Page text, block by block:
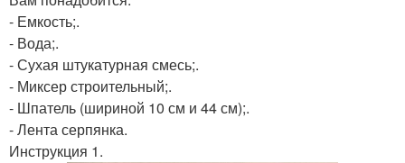
- Емкость;.
- Вода;.
- Сухая штукатурная смесь;.
- Миксер строительный;.
- Шпатель (шириной 10 см и 44 см);.
- Лента серпянка.
Инструкция 1.